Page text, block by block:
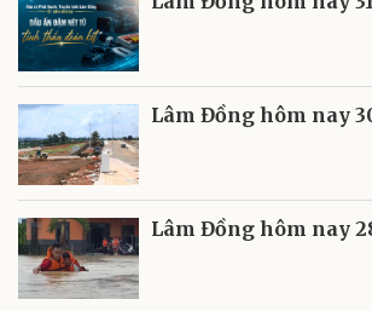
Lâm Đồng hôm nay
Lâm Đồng hôm nay